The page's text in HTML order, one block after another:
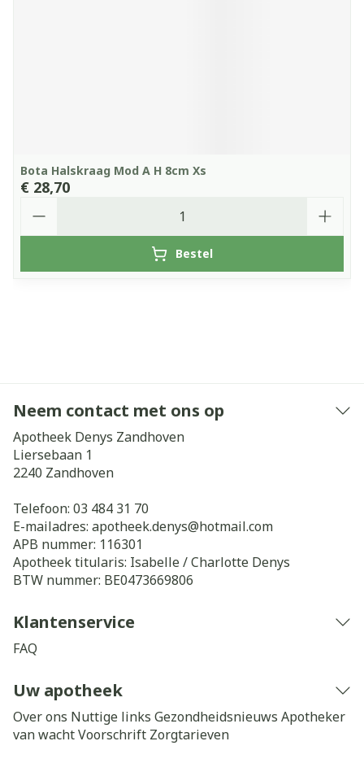
Bota Halskraag Mod A H 8cm Xs
€ 28,70
Bestel
Neem contact met ons op
Apotheek Denys Zandhoven
Liersebaan 1
2240 Zandhoven
Telefoon: 03 484 31 70
E-mailadres: apotheek.denys@hotmail.com
APB nummer: 116301
Apotheek titularis: Isabelle / Charlotte Denys
BTW nummer: BE0473669806
Klantenservice
FAQ
Uw apotheek
Over ons Nuttige links Gezondheidsnieuws Apotheker
van wachtVoorschrift Zorgtarieven